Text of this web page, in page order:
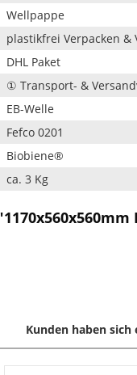
Wellpappe
plastikfrei Verpacken &
DHL Paket
① Transport- &
EB-Welle
Fefco 0201
Biobiene®
ca. 3 Kg
Kunden haben sich